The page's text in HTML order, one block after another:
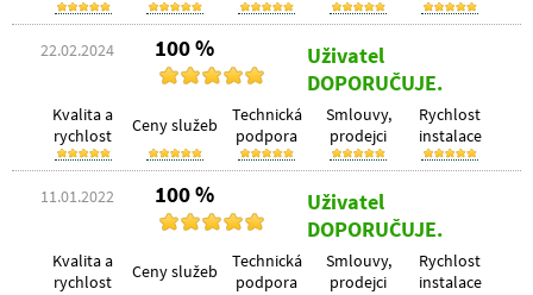
22.02.2024 100 %
Uživatel
DOPORUČUJE.
Kvalita a
rychlost
Ceny služeb
Technická
podpora
Smlouvy,
prodejci
Rychlost
instalace
11.01.2022 100 %
Uživatel
DOPORUČUJE.
Kvalita a
rychlost
Ceny služeb
Technická
podpora
Smlouvy,
prodejci
Rychlost
instalace